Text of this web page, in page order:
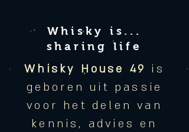
Whisky is...
sharing life
Whisky House 49 is
geboren uit passie
voor het delen van
kennis, advies en